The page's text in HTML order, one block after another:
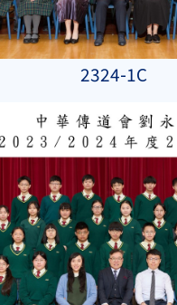
2324-1C